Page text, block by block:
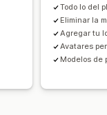
Todo lo del
Eliminar la
Agregar tu
Avatares
Modelos de